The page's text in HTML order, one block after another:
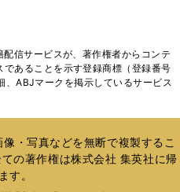
く
ド
ウ
で
ィ
ン
開
く
信サービスが、著作権者からコンテ
あることを示す登録商標（登録番号
ABJマークを掲示しているサービス
・写真などを無断で複製するこ
の著作権は株式会社 集英社に帰
す。